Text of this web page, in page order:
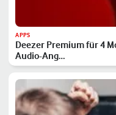
APPS
Deezer Premium für 4
Audio-Ang…